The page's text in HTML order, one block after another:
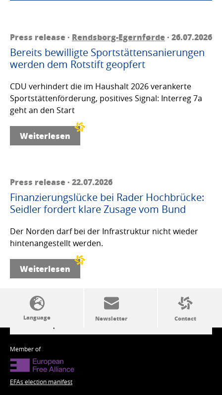
Press release · Rendsborg-Egernførde· 26.07.2026
Bereits bewilligte Sportstättensanierungen
werden dem Rotstift geopfert
CDU verhindert die im Haushalt 2026 verankerte
Sportstättenförderung, positives Signal: Interreg 7a
geht an den Start
Weiterlesen
Press release · 22.07.2026
Finanzierungslücke bei Rader Hochbrücke:
Seidler fordert klare Zusage vom Bund
Der Norden darf bei der Infrastruktur nicht wieder
hintenangestellt werden.
Weiterlesen
SSW politics from A to Z
Member of
EFAs election manifest